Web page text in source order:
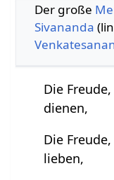
Der große
Sivananda
Die
dienen,
Die
lieben,